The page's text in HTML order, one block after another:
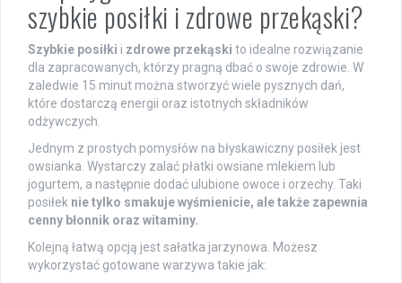
szybkie posiłki i zdrowe przekąski?
Szybkie posiłki i zdrowe przekąski to idealne rozwiązanie
dla zapracowanych, którzy pragną dbać o swoje zdrowie. W
zaledwie 15 minut można stworzyć wiele pysznych dań,
które dostarczą energii oraz istotnych składników
odżywczych.
Jednym z prostych pomysłów na błyskawiczny posiłek jest
owsianka. Wystarczy zalać płatki owsiane mlekiem lub
jogurtem, a następnie dodać ulubione owoce i orzechy. Taki
posiłek nie tylko smakuje wyśmienicie, ale także zapewnia
cenny błonnik oraz witaminy.
Kolejną łatwą opcją jest sałatka jarzynowa. Możesz
wykorzystać gotowane warzywa takie jak: